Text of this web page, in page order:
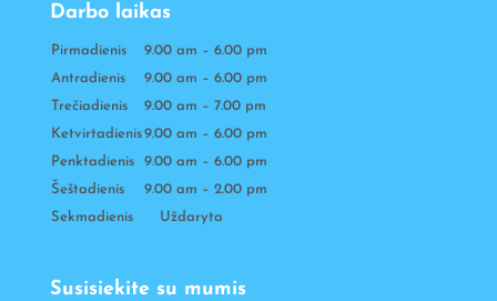
Darbo laikas
Pirmadienis
9.00 am – 6.00 pm
Antradienis
9.00 am – 6.00 pm
Trečiadienis
9.00 am – 7.00 pm
Ketvirtadienis9.00 am – 6.00 pm
Penktadienis
9.00 am – 6.00 pm
Šeštadienis
9.00 am – 2.00 pm
Sekmadienis Uždaryta
Susisiekite su mumis